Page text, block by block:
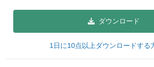
ダウンロード
1日に10点以上ダウンロードする